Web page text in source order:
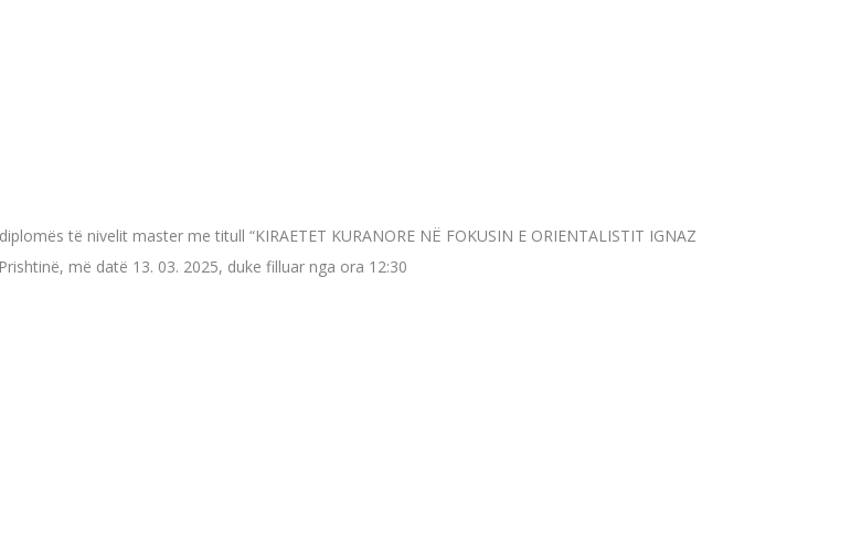
të nivelit master me titull “KIRAETET KURANORE NË FOKUSIN E ORIENTALISTIT IGNAZ
më datë 13. 03. 2025, duke filluar nga ora 12:30